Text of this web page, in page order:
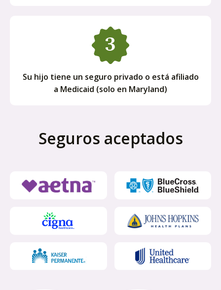
Su hijo tiene un seguro privado o está afiliado
a Medicaid (solo en Maryland)
Seguros aceptados